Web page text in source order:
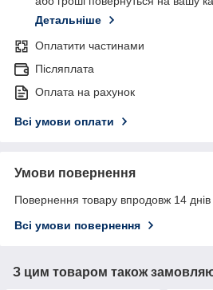
Детальніше
Оплатити частинами
Післяплата
Оплата на рахунок
Всі умови оплати
Умови повернення
Повернення товару впродовж 14 днів
Всі умови повернення
З цим товаром також